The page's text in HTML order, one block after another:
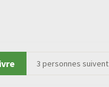
3 personnes suivent